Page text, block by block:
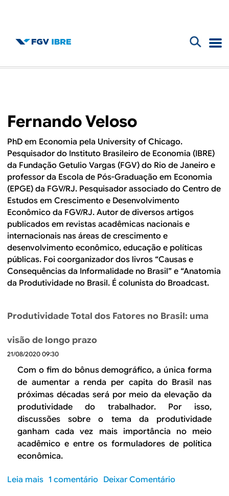
B
o
g
d
o
I
B
R
E
o
u
l
á
r
i
o
d
e
b
u
c
a
Fernando Veloso
PhD em Economia pela University of Chicago.
Pesquisador do Instituto Brasileiro de Economia (IBRE)
da Fundação Getulio Vargas (FGV) do Rio de Janeiro e
professor da Escola de Pós-Graduação em Economia
(EPGE) da FGV/RJ. Pesquisador associado do Centro de
Estudos em Crescimento e Desenvolvimento
Econômico da FGV/RJ. Autor de diversos artigos
publicados em revistas acadêmicas nacionais e
internacionais nas áreas de crescimento e
desenvolvimento econômico, educação e políticas
públicas. Foi coorganizador dos livros “Causas e
Consequências da Informalidade no Brasil” e “Anatomia
da Produtividade no Brasil. É colunista do Broadcast.
Produtividade Total dos Fatores no Brasil: uma
visão de longo prazo
21/08/2020 09:30
Com o fim do bônus demográfico, a única forma
de aumentar a renda per capita do Brasil nas
próximas décadas será por meio da elevação da
produtividade do trabalhador. Por isso,
discussões sobre o tema da produtividade
ganham cada vez mais importância no meio
acadêmico e entre os formuladores de política
econômica.
Leia mais 1 comentário Deixar Comentário